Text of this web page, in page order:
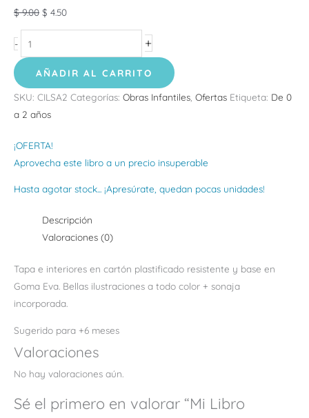
$9.00 $ 4.50
- +
AÑADIR AL CARRITO
SKU: CILSA2 Categorías: Obras Infantiles Ofertas Etiqueta: De 0
a 2 años
¡OFERTA!
Aprovecha este libro a un precio insuperable
Hasta agotar stock... ¡Apresúrate, quedan pocas unidades!
Descripción
Valoraciones (0)
Tapa e interiores en cartón plastificado resistente y base en
Goma Eva. Bellas ilustraciones a todo color + sonaja
incorporada.
Sugerido para +6 meses
Valoraciones
No hay valoraciones aún.
Sé el primero en valorar “Mi Libro